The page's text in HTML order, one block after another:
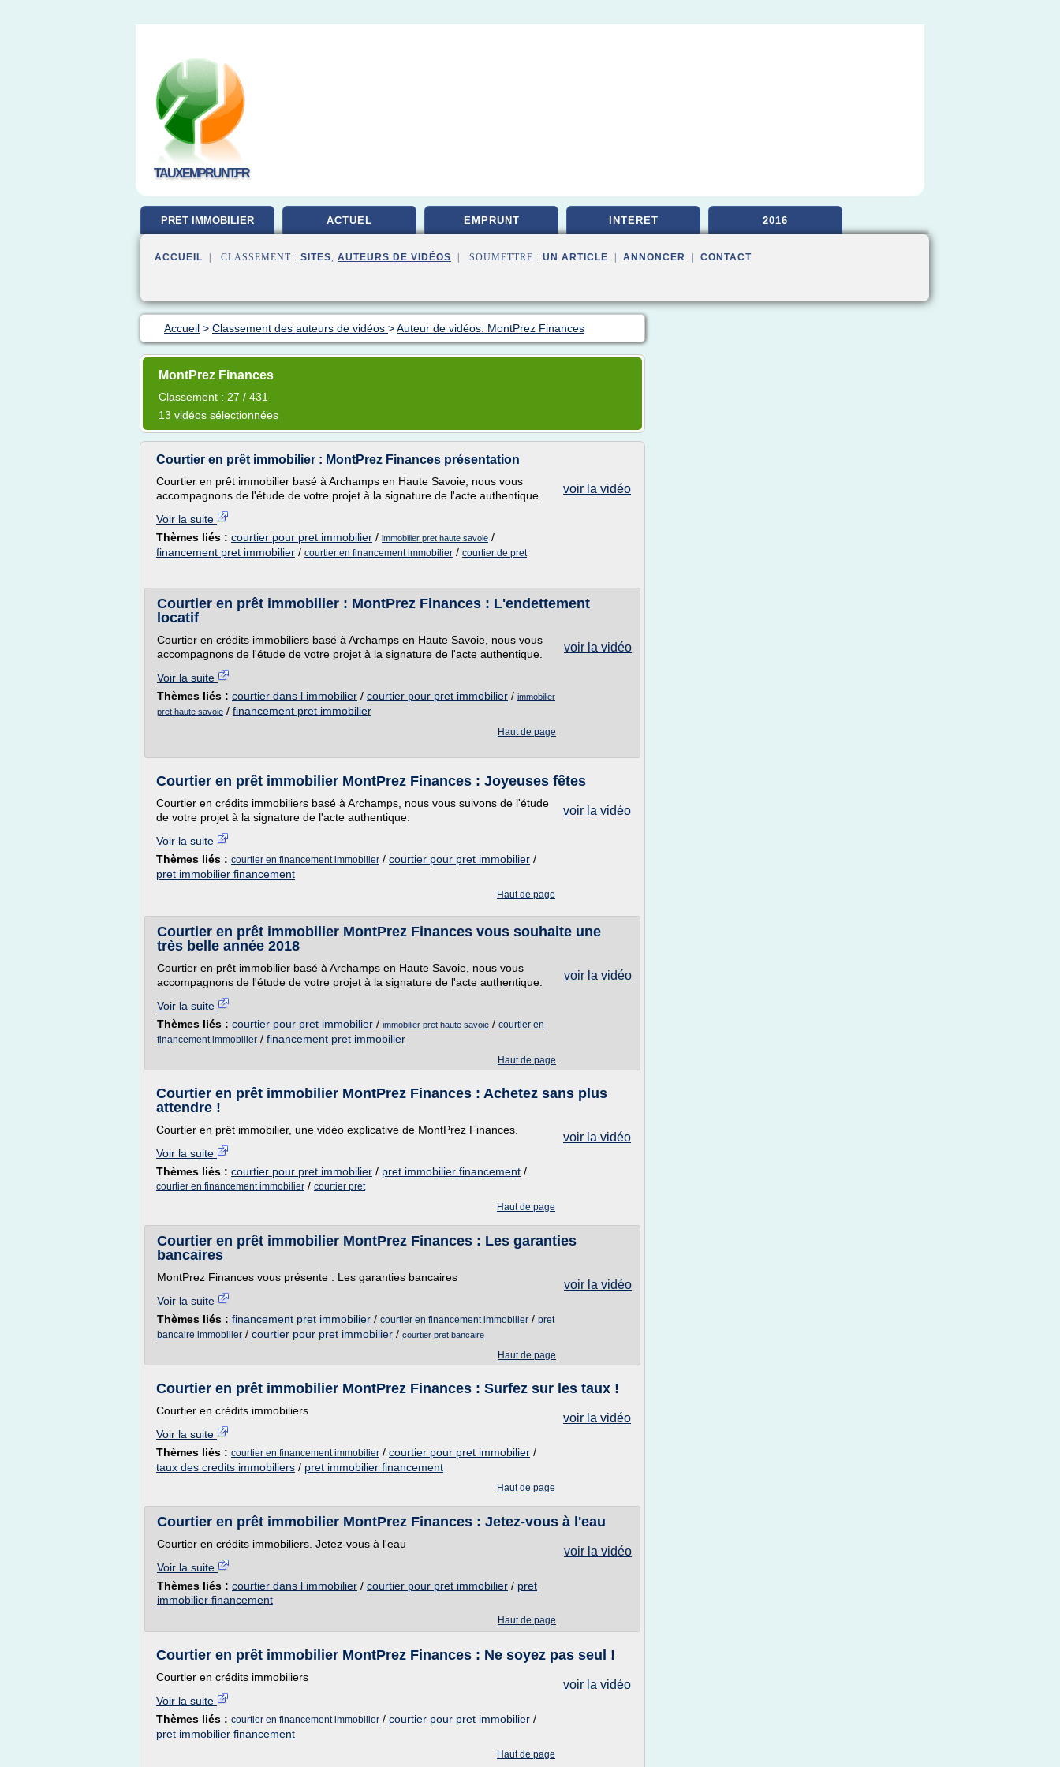
TAUXEMPRUNT.FR
PRET IMMOBILIER ACTUEL EMPRUNT INTERET 2016
ACCUEIL | CLASSEMENT : SITES, AUTEURS DE VIDÉOS | SOUMETTRE : UN ARTICLE ANNONCER CONTACT
Accueil > Classement des auteurs de vidéos >Auteur de vidéos: MontPrez Finances
MontPrez Finances
Classement : 27 / 431
13 vidéos sélectionnées
Courtier en prêt immobilier : MontPrez Finances présentation
voir la vidéo
Courtier en prêt immobilier basé à Archamps en Haute Savoie, nous vous
accompagnons de l'étude de votre projet à la signature de l'acte authentique.
Voir la suite
Thèmes liés : courtier pour pret immobilier / immobilier pret haute savoie /
financement pret immobilier / courtier en financement immobilier / courtier de pret
Courtier en prêt immobilier : MontPrez Finances : L'endettement
locatif
voir la vidéo
Courtier en crédits immobiliers basé à Archamps en Haute Savoie, nous vous
accompagnons de l'étude de votre projet à la signature de l'acte authentique.
Voir la suite
Thèmes liés : courtier dans l immobilier / courtier pour pret immobilier / immobilier
pret haute savoie / financement pret immobilier
Haut de page
Courtier en prêt immobilier MontPrez Finances : Joyeuses fêtes
voir la vidéo
Courtier en crédits immobiliers basé à Archamps, nous vous suivons de l'étude
de votre projet à la signature de l'acte authentique.
Voir la suite
Thèmes liés : courtier en financement immobilier / courtier pour pret immobilier /
pret immobilier financement
Haut de page
Courtier en prêt immobilier MontPrez Finances vous souhaite une
très belle année 2018
voir la vidéo
Courtier en prêt immobilier basé à Archamps en Haute Savoie, nous vous
accompagnons de l'étude de votre projet à la signature de l'acte authentique.
Voir la suite
Thèmes liés : courtier pour pret immobilier / immobilier pret haute savoie / courtier en
financement immobilier / financement pret immobilier
Haut de page
Courtier en prêt immobilier MontPrez Finances : Achetez sans plus
attendre !
voir la vidéo
Courtier en prêt immobilier, une vidéo explicative de MontPrez Finances.
Voir la suite
Thèmes liés : courtier pour pret immobilier / pret immobilier financement /
courtier en financement immobilier / courtier pret
Haut de page
Courtier en prêt immobilier MontPrez Finances : Les garanties
bancaires
voir la vidéo
MontPrez Finances vous présente : Les garanties bancaires
Voir la suite
Thèmes liés : financement pret immobilier / courtier en financement immobilier / pret
bancaire immobilier / courtier pour pret immobilier / courtier pret bancaire
Haut de page
Courtier en prêt immobilier MontPrez Finances : Surfez sur les taux !
voir la vidéo
Courtier en crédits immobiliers
Voir la suite
Thèmes liés : courtier en financement immobilier / courtier pour pret immobilier /
taux des credits immobiliers / pret immobilier financement
Haut de page
Courtier en prêt immobilier MontPrez Finances : Jetez-vous à l'eau
voir la vidéo
Courtier en crédits immobiliers. Jetez-vous à l'eau
Voir la suite
Thèmes liés : courtier dans l immobilier / courtier pour pret immobilier / pret
immobilier financement
Haut de page
Courtier en prêt immobilier MontPrez Finances : Ne soyez pas seul !
voir la vidéo
Courtier en crédits immobiliers
Voir la suite
Thèmes liés : courtier en financement immobilier / courtier pour pret immobilier /
pret immobilier financement
Haut de page